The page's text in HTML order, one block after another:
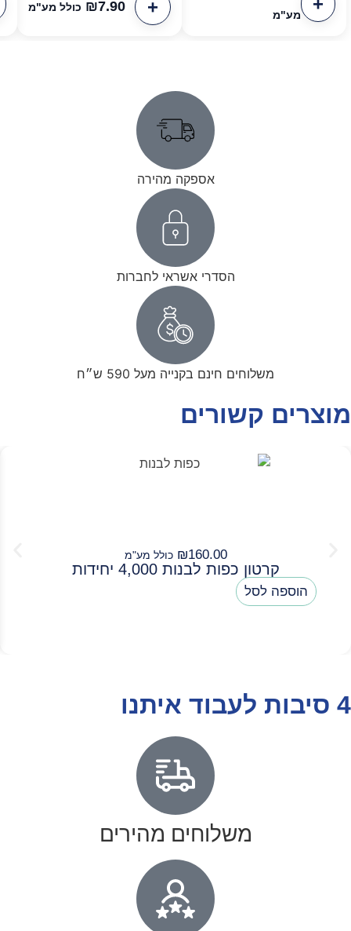
מע"מ
₪7.90 כולל מע"מ
אספקה מהירה
הסדרי אשראי לחברות
משלוחים חינם בקנייה מעל 590 ש״ח
מוצרים קשורים
₪160.00 כולל מע"מ
קרטון כפות לבנות 4,000 יחידות
הוספה לסל
4 סיבות לעבוד איתנו
משלוחים מהירים